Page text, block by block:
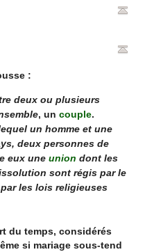
:
deux ou plusieurs
, un couple.
un homme et une
deux personnes de
eux une union dont les
sont régis par le
les lois religieuses
du temps, considérés
si mariage sous-tend